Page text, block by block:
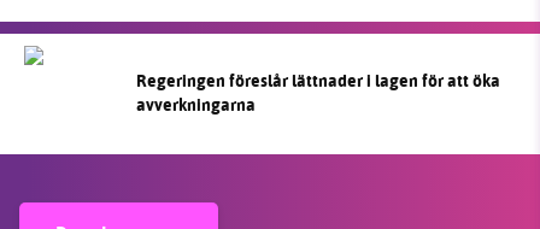
Regeringen föreslår lättnader i lagen för att öka
avverkningarna